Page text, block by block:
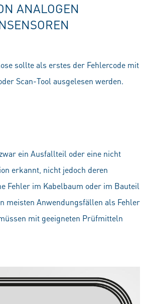
ANALOGEN
sollte als erstes der Fehlercode mit
Scan-Tool ausgelesen werden.
ein Ausfallteil oder eine nicht
erkannt, nicht jedoch deren
Fehler im Kabelbaum oder im Bauteil
meisten Anwendungsfällen als Fehler
mit geeigneten Prüfmitteln